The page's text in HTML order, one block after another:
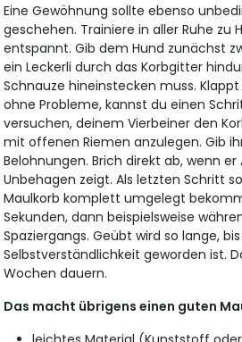
Eine Gewöhnung sollte ebenso
geschehen. Trainiere in aller Ruhe zu
entspannt. Gib dem Hund zunächst
ein Leckerli durch das Korbgitter
Schnauze hineinstecken muss.
ohne Probleme, kannst du einen
versuchen, deinem Vierbeiner den
mit offenen Riemen anzulegen. Gib
Belohnungen. Brich direkt ab, wenn
Unbehagen zeigt. Als letzten Schritt
Maulkorb komplett umgelegt
Sekunden, dann beispielsweise
Spaziergangs. Geübt wird so lange,
Selbstverständlichkeit geworden ist.
Wochen dauern.
Das macht übrigens einen guten